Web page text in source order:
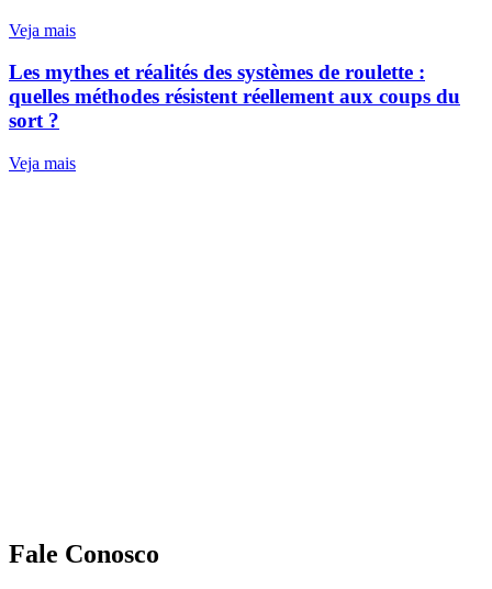
Veja mais
Les mythes et réalités des systèmes de roulette :
quelles méthodes résistent réellement aux coups du
sort ?
Veja mais
Fale Conosco